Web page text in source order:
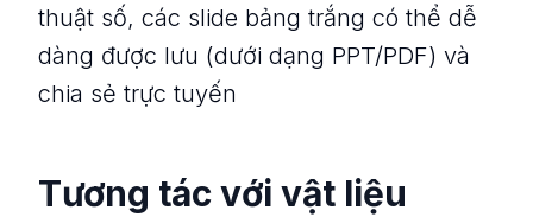
thuật số, các slide bảng trắng có thể dễ
dàng được lưu (dưới dạng PPT/PDF) và
chia sẻ trực tuyến
Tương tác với vật liệu